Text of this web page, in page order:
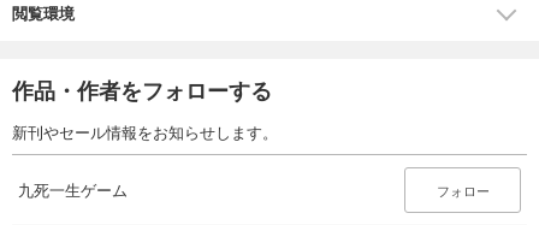
閲覧環境
作品・作者をフォローする
新刊やセール情報をお知らせします。
九死一生ゲーム フォロー